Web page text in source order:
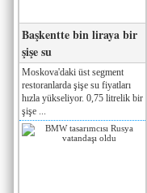
Başkentte bin liraya bir
şişe su
Moskova'daki üst segment
restoranlarda şişe su fiyatları
hızla yükseliyor. 0,75 litrelik bir
şişe ...